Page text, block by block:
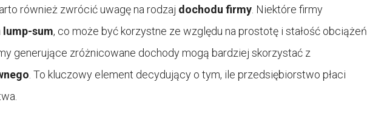
również zwrócić uwagę na rodzaj dochodu firmy. Niektóre firmy
lump-sum, co może być korzystne ze względu na prostotę i stałość obciążeń
generujące zróżnicowane dochody mogą bardziej skorzystać z
. To kluczowy element decydujący o tym, ile przedsiębiorstwo płaci